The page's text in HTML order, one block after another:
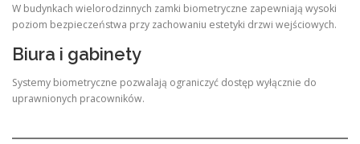
W budynkach wielorodzinnych zamki biometryczne zapewniają wysoki
poziom bezpieczeństwa przy zachowaniu estetyki drzwi wejściowych.
Biura i gabinety
Systemy biometryczne pozwalają ograniczyć dostęp wyłącznie do
uprawnionych pracowników.